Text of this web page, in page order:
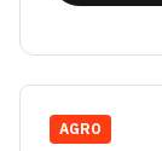
AGRO